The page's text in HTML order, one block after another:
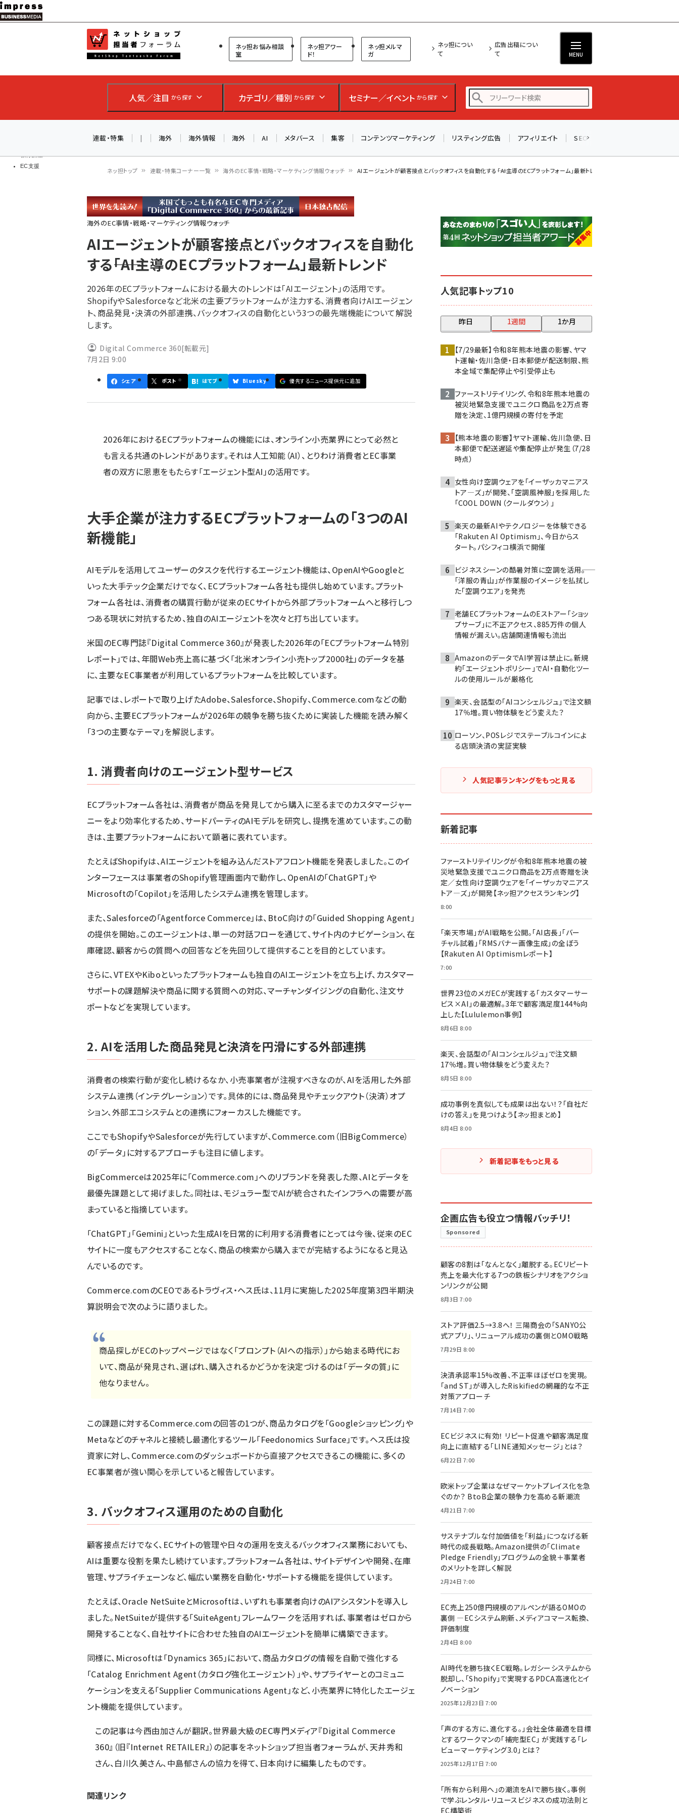
メ
イ
ン
ツ
移
教育講座
EC支援
ネットショップ担当者フォーラム
ネッ担お悩み相談
室
ネッ担アワー
ド！
ネッ担メルマ
ガ
ネッ担につい
て
広告出稿につい
て
MENU
人気／注目 から探す カテゴリ／種別 から探す セミナー／イベント から探す
yahoo (1901)
アスクル (1119)
base (1077)
連載・特集 | 海外 海外情報 海外 AI メタバース 集客 コンテンツマーケティング リスティング広告 アフィリエイト SEO
パ
ン
く
ず
ネッ担トップ 連載・特集コーナー一覧 海外のEC事情・戦略・マーケティング情報ウォッチ AIエージェントが顧客接点とバックオフィスを自動化する――「AI主導のECプラットフォーム」最新トレンド
海外のEC事情・戦略・マーケティング情報ウォッチ
AIエージェントが顧客接点とバックオフィスを自動化
する――「AI主導のECプラットフォーム」最新トレンド
2026年のECプラットフォームにおける最大のトレンドは「AIエージェント」の活用です。
ShopifyやSalesforceなど北米の主要プラットフォームが注力する、消費者向けAIエージェン
ト、商品発見・決済の外部連携、バックオフィスの自動化という3つの最先端機能について解説
します。
Digital Commerce 360[転載元]
7月2日 9:00
シェア ポスト はてブ Bluesky 優先するニュース提供元に追加
2026年におけるECプラットフォームの機能には、オンライン小売業界にとって必然と
も言える共通のトレンドがあります。それは人工知能（AI）、とりわけ消費者とEC事業
者の双方に恩恵をもたらす「エージェント型AI」の活用です。
大手企業が注力するECプラットフォームの「3つのAI
新機能」
AIモデルを活用してユーザーのタスクを代行するエージェント機能は、OpenAIやGoogleと
いった大手テック企業だけでなく、ECプラットフォーム各社も提供し始めています。プラット
フォーム各社は、消費者の購買行動が従来のECサイトから外部プラットフォームへと移行しつ
つある現状に対抗するため、独自のAIエージェントを次々と打ち出しています。
米国のEC専門誌『Digital Commerce 360』が発表した2026年の「ECプラットフォーム特別
レポート」では、年間Web売上高に基づく「北米オンライン小売トップ2000社」のデータを基
に、主要なEC事業者が利用しているプラットフォームを比較しています。
記事では、レポートで取り上げたAdobe、Salesforce、Shopify、Commerce.comなどの動
向から、主要ECプラットフォームが2026年の競争を勝ち抜くために実装した機能を読み解く
「3つの主要なテーマ」を解説します。
1. 消費者向けのエージェント型サービス
ECプラットフォーム各社は、消費者が商品を発見してから購入に至るまでのカスタマージャー
ニーをより効率化するため、サードパーティのAIモデルを研究し、提携を進めています。この動
きは、主要プラットフォームにおいて顕著に表れています。
たとえばShopifyは、AIエージェントを組み込んだストアフロント機能を発表しました。このイ
ンターフェースは事業者のShopify管理画面内で動作し、OpenAIの「ChatGPT」や
Microsoftの「Copilot」を活用したシステム連携を管理します。
また、Salesforceの「Agentforce Commerce」は、BtoC向けの「Guided Shopping Agent」
の提供を開始。このエージェントは、単一の対話フローを通じて、サイト内のナビゲーション、在
庫確認、顧客からの質問への回答などを先回りして提供することを目的としています。
さらに、VTEXやKiboといったプラットフォームも独自のAIエージェントを立ち上げ、カスタマー
サポートの課題解決や商品に関する質問への対応、マーチャンダイジングの自動化、注文サ
ポートなどを実現しています。
2. AIを活用した商品発見と決済を円滑にする外部連携
消費者の検索行動が変化し続けるなか、小売事業者が注視すべきなのが、AIを活用した外部
システム連携（インテグレーション）です。具体的には、商品発見やチェックアウト（決済）オプ
ション、外部エコシステムとの連携にフォーカスした機能です。
ここでもShopifyやSalesforceが先行していますが、Commerce.com（旧BigCommerce）
の「データ」に対するアプローチも注目に値します。
BigCommerceは2025年に「Commerce.com」へのリブランドを発表した際、AIとデータを
最優先課題として掲げました。同社は、モジュラー型でAIが統合されたインフラへの需要が高
まっていると指摘しています。
「ChatGPT」「Gemini」といった生成AIを日常的に利用する消費者にとっては今後、従来のEC
サイトに一度もアクセスすることなく、商品の検索から購入までが完結するようになると見込
んでいるのです。
Commerce.comのCEOであるトラヴィス・ヘス氏は、11月に実施した2025年度第3四半期決
算説明会で次のように語りました。
商品探しがECのトップページではなく「プロンプト（AIへの指示）」から始まる時代にお
いて、商品が発見され、選ばれ、購入されるかどうかを決定づけるのは「データの質」に
他なりません。
この課題に対するCommerce.comの回答の1つが、商品カタログを「Googleショッピング」や
Metaなどのチャネルと接続し最適化するツール「Feedonomics Surface」です。ヘス氏は投
資家に対し、Commerce.comのダッシュボードから直接アクセスできるこの機能に、多くの
EC事業者が強い関心を示していると報告しています。
3. バックオフィス運用のための自動化
顧客接点だけでなく、ECサイトの管理や日々の運用を支えるバックオフィス業務においても、
AIは重要な役割を果たし続けています。プラットフォーム各社は、サイトデザインや開発、在庫
管理、サプライチェーンなど、幅広い業務を自動化・サポートする機能を提供しています。
たとえば、Oracle NetSuiteとMicrosoftは、いずれも事業者向けのAIアシスタントを導入し
ました。NetSuiteが提供する「SuiteAgent」フレームワークを活用すれば、事業者はゼロから
開発することなく、自社サイトに合わせた独自のAIエージェントを簡単に構築できます。
同様に、Microsoftは「Dynamics 365」において、商品カタログの情報を自動で強化する
「Catalog Enrichment Agent（カタログ強化エージェント）」や、サプライヤーとのコミュニ
ケーションを支える「Supplier Communications Agent」など、小売業界に特化したエージェ
ント機能を提供しています。
この記事は今西由加さんが翻訳。世界最大級のEC専門メディア『Digital Commerce
360』（旧『Internet RETAILER』）の記事をネットショップ担当者フォーラムが、天井秀和
さん、白川久美さん、中島郁さんの協力を得て、日本向けに編集したものです。
関連リンク
人気記事トップ10
昨日 1週間 1か月
【7/29最新】令和8年熊本地震の影響、ヤマ
ト運輸・佐川急便・日本郵便が配送制限、熊
本全域で集配停止や引受停止も
ファーストリテイリング、令和8年熊本地震の
被災地緊急支援でユニクロ商品を2万点寄
贈を決定、1億円規模の寄付を予定
【熊本地震の影響】ヤマト運輸、佐川急便、日
本郵便で配送遅延や集配停止が発生（7/28
時点）
女性向け空調ウェアを「イーザッカマニアス
トア―ズ」が開発、「空調風神服」を採用した
「COOL DOWN（クールダウン）」
楽天の最新AIやテクノロジーを体験できる
「Rakuten AI Optimism」、今日からス
タート。パシフィコ横浜で開催
ビジネスシーンの酷暑対策に空調を活用――。
「洋服の青山」が作業服のイメージを払拭し
た「空調ウエア」を発売
老舗ECプラットフォームのEストアー「ショッ
プサーブ」に不正アクセス、885万件の個人
情報が漏えい。店舗関連情報も流出
AmazonのデータでAI学習は禁止に。新規
約「エージェントポリシー」でAI・自動化ツー
ルの使用ルールが厳格化
楽天、会話型の「AIコンシェルジュ」で注文額
17％増。買い物体験をどう変えた？
ローソン、POSレジでステーブルコインによ
る店頭決済の実証実験
人気記事ランキングをもっと見る
新着記事
ファーストリテイリングが令和8年熊本地震の被
災地緊急支援でユニクロ商品を2万点寄贈を決
定／女性向け空調ウェアを「イーザッカマニアス
トア―ズ」が開発【ネッ担アクセスランキング】
8:00
「楽天市場」がAI戦略を公開。「AI店長」「バー
チャル試着」「RMSバナー画像生成」の全ぼう
【Rakuten AI Optimismレポート】
7:00
世界23位のメガECが実践する「カスタマーサー
ビス×AI」の最適解。3年で顧客満足度144%向
上した【Lululemon事例】
8月6日 8:00
楽天、会話型の「AIコンシェルジュ」で注文額
17％増。買い物体験をどう変えた？
8月5日 8:00
成功事例を真似しても成果は出ない！？「自社だ
けの答え」を見つけよう【ネッ担まとめ】
8月4日 8:00
新着記事をもっと見る
企画広告も役立つ情報バッチリ！
Sponsored
顧客の8割は「なんとなく」離脱する。ECリピート
売上を最大化する7つの鉄板シナリオをアクショ
ンリンクが公開
8月3日 7:00
ストア評価2.5→3.8へ！ 三陽商会の「SANYO公
式アプリ」、リニューアル成功の裏側とOMO戦略
7月29日 8:00
決済承認率15%改善、不正率ほぼゼロを実現。
「and ST」が導入したRiskifiedの網羅的な不正
対策アプローチ
7月14日 7:00
ECビジネスに有効！ リピート促進や顧客満足度
向上に直結する「LINE通知メッセージ」とは？
6月22日 7:00
欧米トップ企業はなぜマーケットプレイス化を急
ぐのか？ BtoB企業の競争力を高める新潮流
4月21日 7:00
サステナブルな付加価値を「利益」につなげる新
時代の成長戦略。Amazon提供の「Climate
Pledge Friendly」プログラムの全貌＋事業者
のメリットを詳しく解説
2月24日 7:00
EC売上250億円規模のアルペンが語るOMOの
裏側 ―ECシステム刷新、メディアコマース転換、
評価制度
2月4日 8:00
AI時代を勝ち抜くEC戦略。レガシーシステムから
脱却し、「Shopify」で実現するPDCA高速化とイ
ノベーション
2025年12月23日 7:00
「声のする方に、進化する。」会社全体最適を目標
とするワークマンの「補完型EC」 が実践する「レ
ビューマーケティング3.0」とは？
2025年12月17日 7:00
「所有から利用へ」の潮流をAIで勝ち抜く。事例
で学ぶレンタル・リユースビジネスの成功法則と
EC構築術
AIが買い物を代行する時代に打つべき「次の一手」とは？
アルペン、オイシックス、元UA責任者が登壇のリアルECセ
ミナー（8/26＠東京）【交流会も実施】